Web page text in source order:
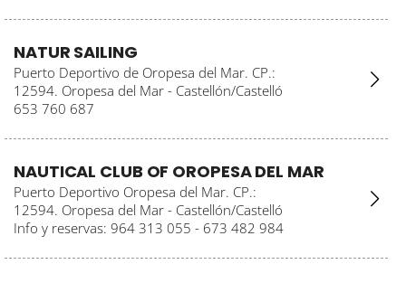
NATUR SAILING
Puerto Deportivo de Oropesa del Mar. CP.:
12594. Oropesa del Mar - Castellón/Castelló
653 760 687
NAUTICAL CLUB OF OROPESA DEL MAR
Puerto Deportivo Oropesa del Mar. CP.:
12594. Oropesa del Mar - Castellón/Castelló
Info y reservas: 964 313 055 - 673 482 984